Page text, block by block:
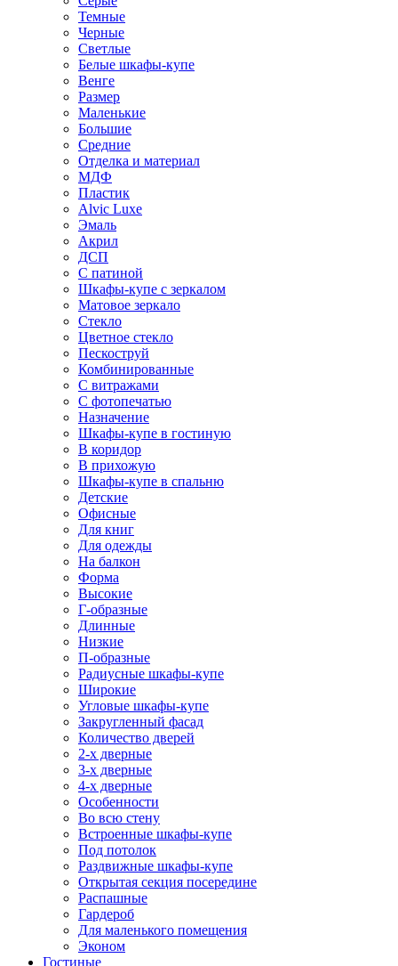
Темные
Черные
Светлые
Белые шкафы-купе
Венге
Размер
Маленькие
Большие
Средние
Отделка и материал
МДФ
Пластик
Alvic Luxe
Эмаль
Акрил
ДСП
С патиной
Шкафы-купе с зеркалом
Матовое зеркало
Стекло
Цветное стекло
Пескоструй
Комбинированные
С витражами
С фотопечатью
Назначение
Шкафы-купе в гостиную
В коридор
В прихожую
Шкафы-купе в спальню
Детские
Офисные
Для книг
Для одежды
На балкон
Форма
Высокие
Г-образные
Длинные
Низкие
П-образные
Радиусные шкафы-купе
Широкие
Угловые шкафы-купе
Закругленный фасад
Количество дверей
2-х дверные
3-х дверные
4-х дверные
Особенности
Во всю стену
Встроенные шкафы-купе
Под потолок
Раздвижные шкафы-купе
Открытая секция посередине
Распашные
Гардероб
Для маленького помещения
Эконом
Гостиные